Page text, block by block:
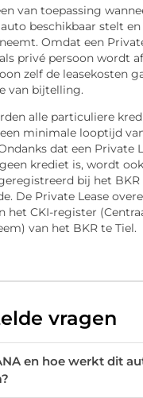
van toepassing
beschikbaar stelt
Omdat een
privé persoon wordt
zelf de leasekosten
van bijtelling.
alle particuliere
minimale looptijd
dat een Private
krediet is, wordt
bij het BKR
De Private Lease
het CKI-register
van het BKR te Tiel.
vragen
en hoe werkt dit